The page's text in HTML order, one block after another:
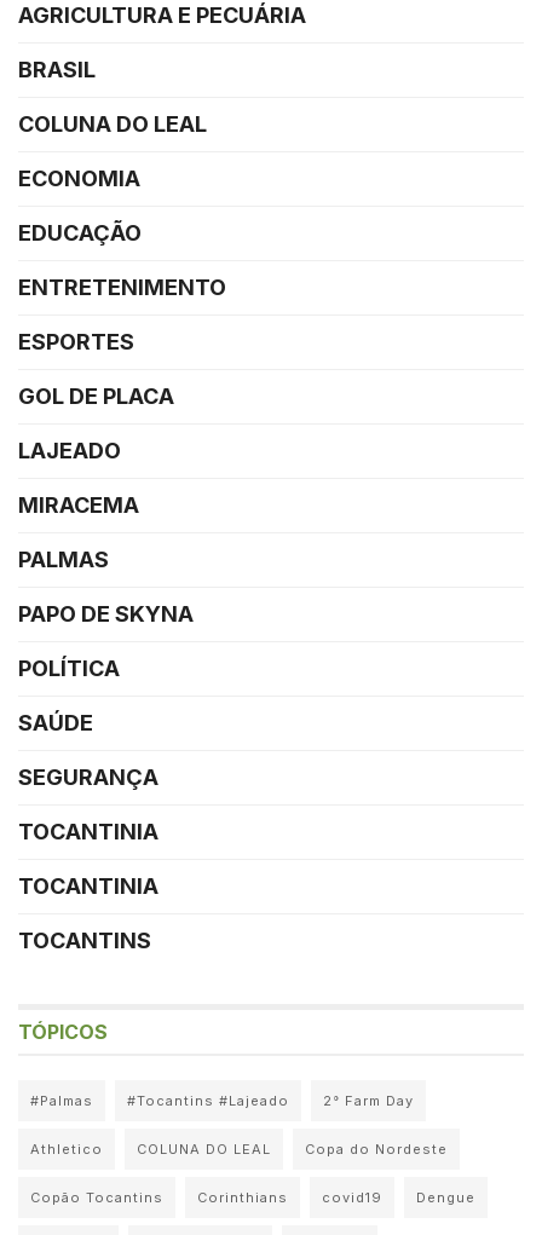
AGRICULTURA E PECUÁRIA
BRASIL
COLUNA DO LEAL
ECONOMIA
EDUCAÇÃO
ENTRETENIMENTO
ESPORTES
GOL DE PLACA
LAJEADO
MIRACEMA
PALMAS
PAPO DE SKYNA
POLÍTICA
SAÚDE
SEGURANÇA
TOCANTINIA
TOCANTINIA
TOCANTINS
TÓPICOS
#Palmas #Tocantins #Lajeado 2° Farm Day
Athletico COLUNA DO LEAL Copa do Nordeste
Copão Tocantins Corinthians covid19 Dengue